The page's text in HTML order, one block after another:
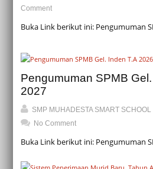
Comment
Buka Link berikut ini: Pengumuman
Pengumuman SPMB
2027
SMP MUHADESTA SMART SCHOOL
No Comment
Buka Link berikut ini: Pengumuman